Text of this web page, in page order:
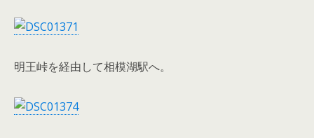
明王峠を経由して相模湖駅へ。